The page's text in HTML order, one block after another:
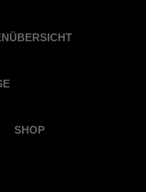
SHOP